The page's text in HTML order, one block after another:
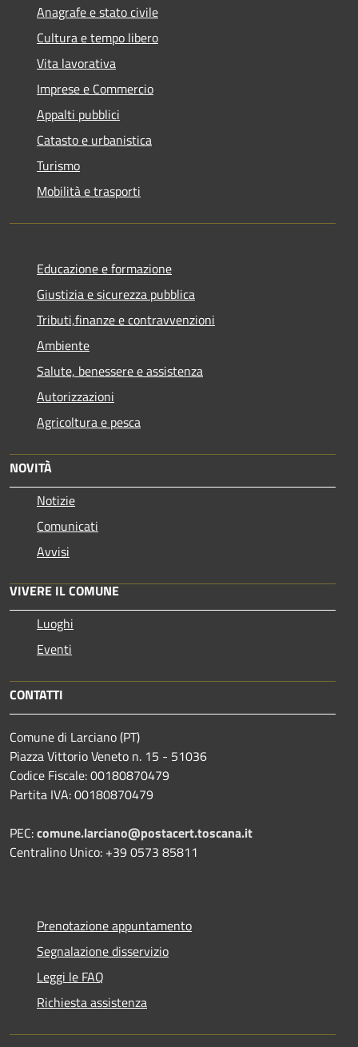
Anagrafe e stato civile
Cultura e tempo libero
Vita lavorativa
Imprese e Commercio
Appalti pubblici
Catasto e urbanistica
Turismo
Mobilità e trasporti
Educazione e formazione
Giustizia e sicurezza pubblica
Tributi,finanze e contravvenzioni
Ambiente
Salute, benessere e assistenza
Autorizzazioni
Agricoltura e pesca
NOVITÀ
Notizie
Comunicati
Avvisi
VIVERE IL COMUNE
Luoghi
Eventi
CONTATTI
Comune di Larciano (PT)
Piazza Vittorio Veneto n. 15 - 51036
Codice Fiscale: 00180870479
Partita IVA: 00180870479
PEC:comune.larciano@postacert.toscana.it
Centralino Unico: +39 0573 85811
Prenotazione appuntamento
Segnalazione disservizio
Leggi le FAQ
Richiesta assistenza